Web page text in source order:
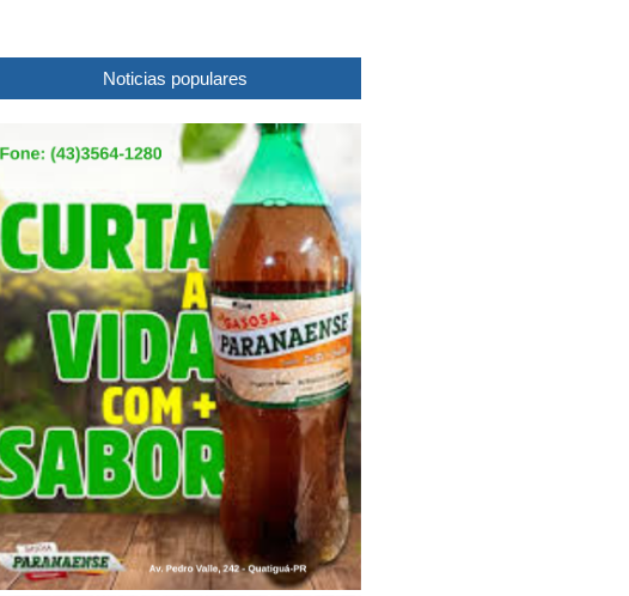
Noticias populares